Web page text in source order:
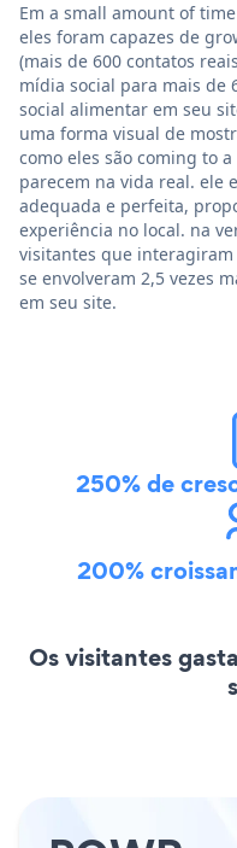
Em a small amount of
eles foram capazes de
(mais de 600 contatos
mídia social para mais de
social alimentar em seu
uma forma visual de
como eles são coming to
parecem na vida real. ele
adequada e perfeita,
experiência no local. na
visitantes que
se envolveram 2,5 vezes
em seu site.
250% de
200%
Os visitantes